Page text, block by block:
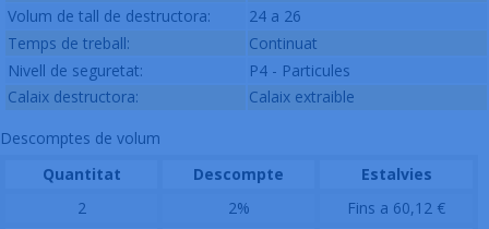
Volum de tall de destructora:
24 a 26
Temps de treball:
Continuat
Nivell de seguretat:
P4 - Particules
Calaix destructora:
Calaix extraible
Descomptes de volum
Quantitat
Descompte
Estalvies
2
2%
Fins a 60,12 €